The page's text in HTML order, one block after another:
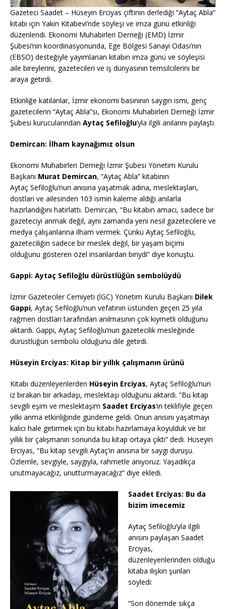
Gazeteci Saadet – Hüseyin Erciyas çiftinin derlediği “Aytaç Abla”
kitabı için Yakın Kitabevi’nde söyleşi ve imza günü etkinliği
düzenlendi. Ekonomi Muhabirleri Derneği (EMD) İzmir
Şubesi’nin koordinasyonunda, Ege Bölgesi Sanayi Odası’nın
(EBSO) desteğiyle yayımlanan kitabın imza günü ve söyleşisi
aile bireylerini, gazetecileri ve iş dünyasının temsilcilerini bir
araya getirdi.
Etkinliğe katılanlar, İzmir ekonomi basınının saygın ismi, genç
gazetecilerin “Aytaç Abla”sı, Ekonomi Muhabirleri Derneği İzmir
Şubesi kurucularından Aytaç Sefiloğlu‘yla ilgili anılarını paylaştı.
Demircan: İlham kaynağımız olsun
Ekonomi Muhabirleri Derneği İzmir Şubesi Yönetim Kurulu
Başkanı Murat Demircan, “Aytaç Abla” kitabının
Aytaç Sefiloğlu’nun anısına yaşatmak adına, meslektaşları,
dostları ve ailesinden 103 ismin kaleme aldığı anılarla
hazırlandığını hatırlattı. Demircan, “Bu kitabın amacı, sadece bir
gazeteciyi anmak değil, aynı zamanda yeni nesil gazetecilere ve
medya çalışanlarına ilham vermek. Çünkü Aytaç Sefiloğlu,
gazeteciliğin sadece bir meslek değil, bir yaşam biçimi
olduğunu gösteren özel insanlardan biriydi” diye konuştu.
Gappi: Aytaç Sefiloğlu dürüstlüğün sembolüydü
İzmir Gazeteciler Cemiyeti (İGC) Yönetim Kurulu Başkanı Dilek
Gappi, Aytaç Sefiloğlu’nun vefatının üstünden geçen 25 yıla
rağmen dostları tarafından anılmasının çok kıymetli olduğunu
aktardı. Gappi, Aytaç Sefiloğlu’nun gazetecilik mesleğinde
dürüstlüğün sembolü olduğunu dile getirdi.
Hüseyin Erciyas: Kitap bir yıllık çalışmanın ürünü
Kitabı düzenleyenlerden Hüseyin Erciyas, Aytaç Sefiloğlu’nun
iz bırakan bir arkadaşı, meslektaşı olduğunu aktardı. “Bu kitap
sevgili eşim ve meslektaşım Saadet Erciyas‘ın teklifiyle geçen
yılki anma etkinliğinde gündeme geldi. Onun anısını yaşatmayı
kalıcı hale getirmek için bu kitabı hazırlamaya koyulduk ve bir
yıllık bir çalışmanın sonunda bu kitap ortaya çıktı” dedi. Hüseyin
Erciyas, “Bu kitap sevgili Aytaç’ın anısına bir saygı duruşu.
Özlemle, sevgiyle, saygıyla, rahmetle anıyoruz. Yaşadıkça
unutmayacağız, unutturmayacağız” diye ekledi.
Saadet Erciyas: Bu da
bizim imecemiz
Aytaç Sefiloğlu’yla ilgili
anısını paylaşan Saadet
Erciyas,
düzenleyenlerinden olduğu
kitaba ilişkin şunları
söyledi:
“Son dönemde sıkça